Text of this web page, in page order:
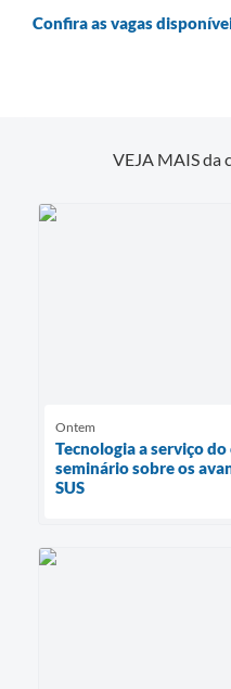
Confira as vagas
VEJA MAIS da
Ontem
Tecnologia a serviço
seminário sobre os
SUS